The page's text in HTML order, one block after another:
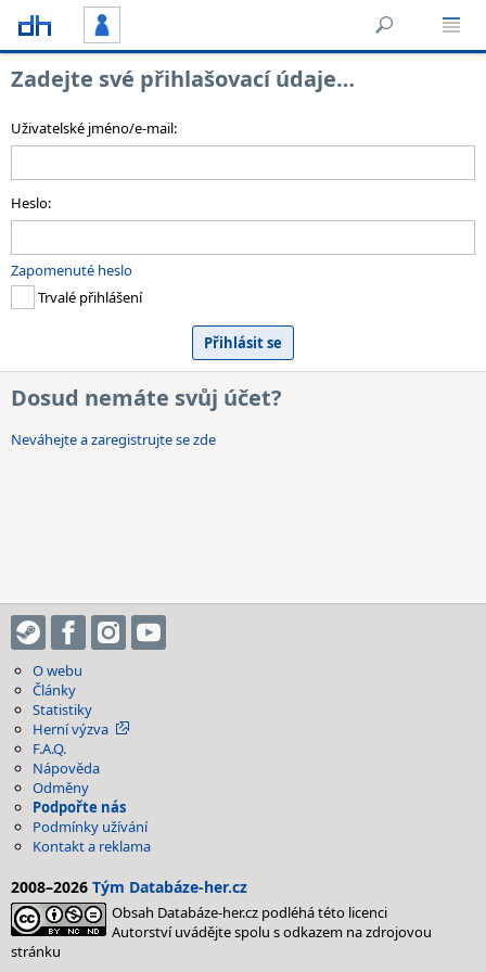
Zadejte své přihlašovací údaje…
Uživatelské jméno/e-mail:
Heslo:
Zapomenuté heslo
Trvalé přihlášení
Dosud nemáte svůj účet?
Neváhejte a zaregistrujte se zde
O webu
Články
Statistiky
Herní výzva
F.A.Q.
Nápověda
Odměny
Podpořte nás
Podmínky užívání
Kontakt a reklama
2008–2026 Tým Databáze-her.cz
Obsah Databáze-her.cz podléhá této licenci
Autorství uvádějte spolu s odkazem na zdrojovou
stránku